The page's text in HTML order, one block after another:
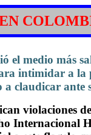
el medio más
intimidar a la
claudicar ante
violaciones
Internacional